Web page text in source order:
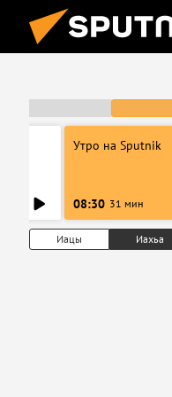
Утро на Sputnik
08:30 31 мин
Иацы Иахьа